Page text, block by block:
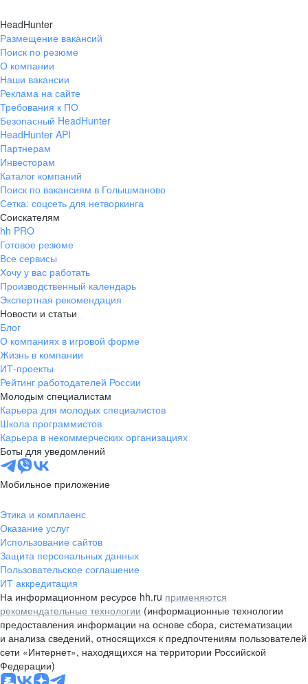
HeadHunter
Размещение вакансий
Поиск по резюме
О компании
Наши вакансии
Реклама на сайте
Требования к ПО
Безопасный HeadHunter
HeadHunter API
Партнерам
Инвесторам
Каталог компаний
Поиск по вакансиям в Голышманово
Сетка: соцсеть для нетворкинга
Соискателям
hh PRO
Готовое резюме
Все сервисы
Хочу у вас работать
Производственный календарь
Экспертная рекомендация
Новости и статьи
Блог
О компаниях в игровой форме
Жизнь в компании
ИТ-проекты
Рейтинг работодателей России
Молодым специалистам
Карьера для молодых специалистов
Школа программистов
Карьера в некоммерческих организациях
Боты для уведомлений
Мобильное приложение
Этика и комплаенс
Оказание услуг
Использование сайтов
Защита персональных данных
Пользовательское соглашение
ИТ аккредитация
На информационном ресурсе hh.ru применяются
рекомендательные технологии (информационные технологии
предоставления информации на основе сбора, систематизации
и анализа сведений, относящихся к предпочтениям пользователей
сети «Интернет», находящихся на территории Российской
Федерации)